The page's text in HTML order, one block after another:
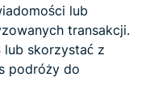
lub
transakcji.
lub skorzystać z
podróży do